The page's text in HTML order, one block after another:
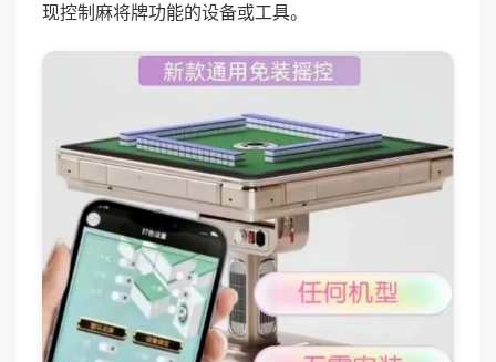
现控制麻将牌功能的设备或工具。